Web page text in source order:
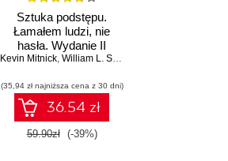
Sztuka podstępu.
Łamałem ludzi, nie
hasła. Wydanie II
Kevin Mitnick, William L. Simon
(35,94 zł najniższa cena z 30 dni)
36.54 zł
59.90zł (-39%)